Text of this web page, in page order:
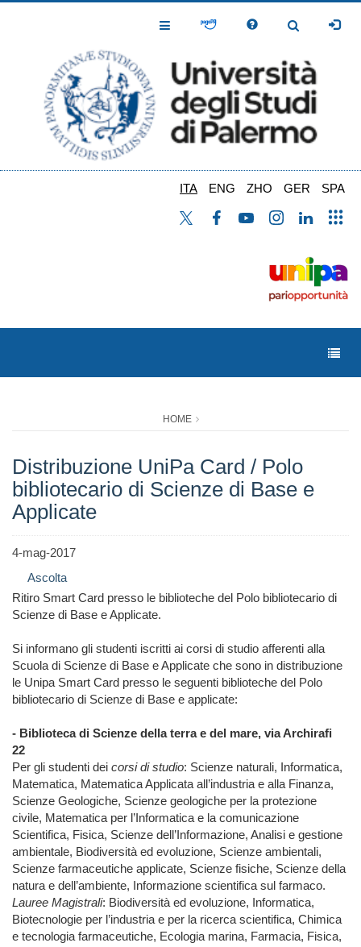
Toggle
Toggle
ITA ENG ZHO GER SPA
HOME
Distribuzione UniPa Card / Polo
bibliotecario di Scienze di Base e
Applicate
4-mag-2017
Ascolta
Ritiro Smart Card presso le biblioteche del Polo bibliotecario di
Scienze di Base e Applicate.
Si informano gli studenti iscritti ai corsi di studio afferenti alla
Scuola di Scienze di Base e Applicate che sono in distribuzione
le Unipa Smart Card presso le seguenti biblioteche del Polo
bibliotecario di Scienze di Base e applicate:
- Biblioteca di Scienze della terra e del mare, via Archirafi
22
Per gli studenti dei corsi di studio: Scienze naturali, Informatica,
Matematica, Matematica Applicata all’industria e alla Finanza,
Scienze Geologiche, Scienze geologiche per la protezione
civile, Matematica per l’Informatica e la comunicazione
Scientifica, Fisica, Scienze dell’Informazione, Analisi e gestione
ambientale, Biodiversità ed evoluzione, Scienze ambientali,
Scienze farmaceutiche applicate, Scienze fisiche, Scienze della
natura e dell’ambiente, Informazione scientifica sul farmaco.
Lauree Magistrali: Biodiversità ed evoluzione, Informatica,
Biotecnologie per l’industria e per la ricerca scientifica, Chimica
e tecnologia farmaceutiche, Ecologia marina, Farmacia, Fisica,